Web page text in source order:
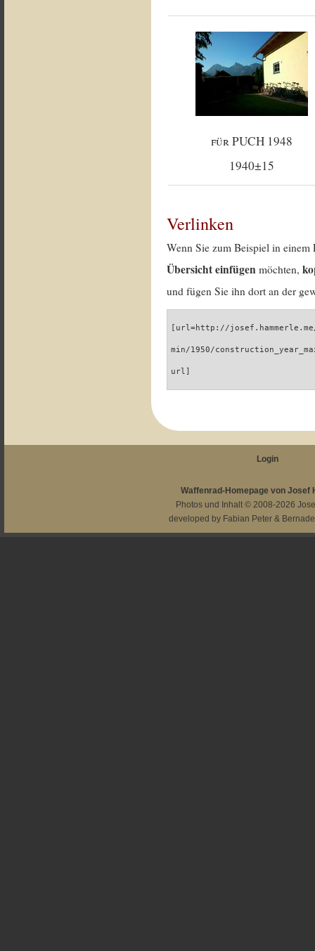
für PUCH 1948
1940±15
Verlinken
Wenn Sie zum Beispiel in
Übersicht einfügen möchten,
und fügen Sie ihn dort an der
[url=http://
min/1950/
url]
Login
Waffenrad-Homepage von Josef
Photos und Inhalt © 2008-2026
developed by Fabian Peter &